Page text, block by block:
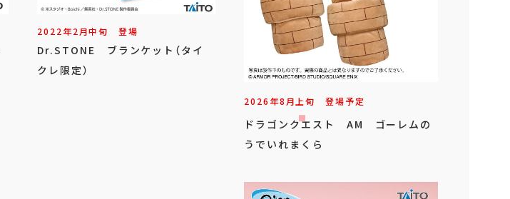
2022年2月中旬 登場
Dr.STONE ブランケット（タイ
クレ限定）
2026年8月上旬 登場予定
ドラゴンクエスト AM ゴーレムの
うでいれまくら